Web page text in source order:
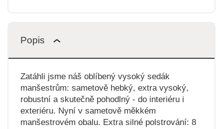
Popis
Zatáhli jsme náš oblíbený vysoký sedák
manšestrům: sametově hebký, extra vysoký,
robustní a skutečně pohodlný - do interiéru i
exteriéru. Nyní v sametově měkkém
manšestrovém obalu. Extra silné polstrování: 8